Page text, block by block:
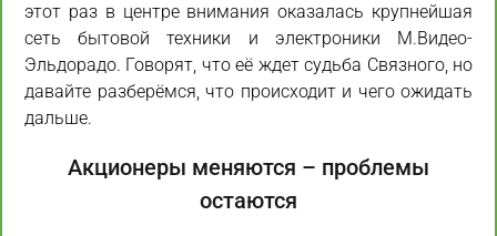
этот раз в центре внимания оказалась крупнейшая
сеть бытовой техники и электроники М.Видео-
Эльдорадо. Говорят, что её ждет судьба Связного, но
давайте разберёмся, что происходит и чего ожидать
дальше.
Акционеры меняются – проблемы
остаются